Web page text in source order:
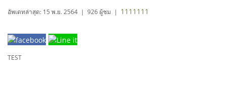
อัพเดทล่าสุด: 15 พ.ย. 2564 | 926 ผู้ชม | 1111111
TEST